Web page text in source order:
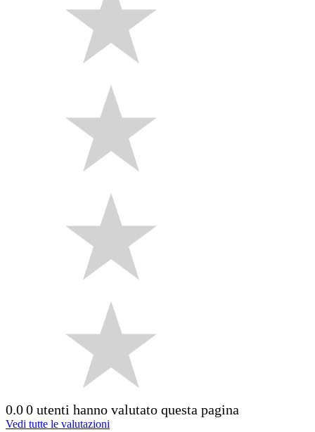
0.00 utenti hanno valutato questa pagina
Vedi tutte le valutazioni